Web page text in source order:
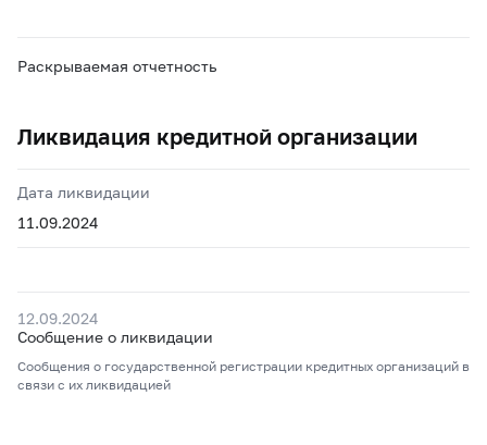
Раскрываемая отчетность
Ликвидация кредитной организации
Дата ликвидации
11.09.2024
12.09.2024
Сообщение о ликвидации
Сообщения о государственной регистрации кредитных организаций в
связи с их ликвидацией